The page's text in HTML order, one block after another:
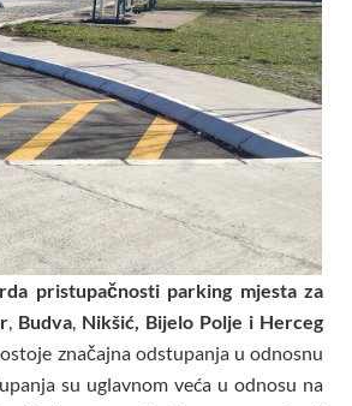
pristupačnosti parking mjesta za
, Budva, Nikšić, Bijelo Polje i Herceg
značajna odstupanja u odnosnu
su uglavnom veća u odnosu na